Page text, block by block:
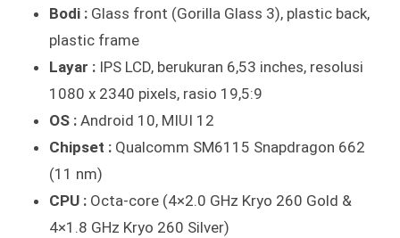
Bodi : Glass front (Gorilla Glass 3), plastic back,
plastic frame
Layar : IPS LCD, berukuran 6,53 inches, resolusi
1080 x 2340 pixels, rasio 19,5:9
OS : Android 10, MIUI 12
Chipset : Qualcomm SM6115 Snapdragon 662
(11 nm)
CPU : Octa-core (4×2.0 GHz Kryo 260 Gold &
4×1.8 GHz Kryo 260 Silver)